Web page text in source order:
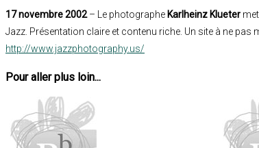
17 novembre 2002– Le photographe Karlheinz Klueter
Jazz. Présentation claire et contenu riche. Un site à ne pas
http://www.jazzphotography.us/
Pour aller plus loin...